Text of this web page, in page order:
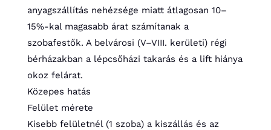
anyagszállítás nehézsége miatt átlagosan 10–
15%-kal magasabb árat számítanak a
szobafestők. A belvárosi (V–VIII. kerületi) régi
bérházakban a lépcsőházi takarás és a lift hiánya
okoz felárat.
Közepes hatás
Felület mérete
Kisebb felületnél (1 szoba) a kiszállás és az